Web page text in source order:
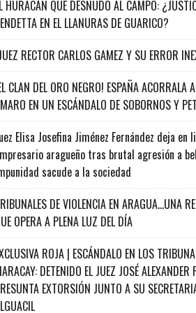
HURACÁN QUE DESNUDÓ AL CAMPO:
EN EL LLANURAS DE GUARICO?
RECTOR CARLOS GAMEZ Y SU ERROR
CLAN DEL ORO NEGRO! ESPAÑA ACORRALA
EN UN ESCÁNDALO DE SOBORNOS Y
Elisa Josefina Jiménez Fernández deja en
aragueño tras brutal agresión a
sacude a la sociedad
DE VIOLENCIA EN ARAGUA…UNA
OPERA A PLENA LUZ DEL DÍA
ROJA | ESCÁNDALO EN LOS
DETENIDO EL JUEZ JOSÉ ALEXANDER
EXTORSIÓN JUNTO A SU